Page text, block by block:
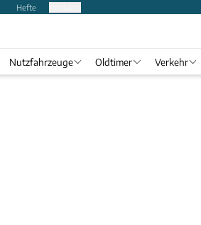
Hefte
Nutzfahrzeuge Oldtimer Verkehr